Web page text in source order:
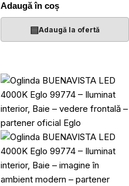
Adaugă în coș
▤Adaugă la ofertă